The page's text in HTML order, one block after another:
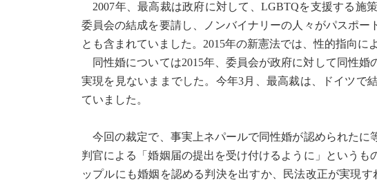
2007年、最高裁は政府に対して、LGBTQを支援する施
委員会の結成を要請し、ノンバイナリーの人々がパスポ
とも含まれていました。2015年の新憲法では、性的指向
同性婚については2015年、委員会が政府に対して同性
実現を見ないままでした。今年3月、最高裁は、ドイツで
ていました。
今回の裁定で、事実上ネパールで同性婚が認められたに
判官による「婚姻届の提出を受け付けるように」というも
ップルにも婚姻を認める判決を出すか、民法改正が実現